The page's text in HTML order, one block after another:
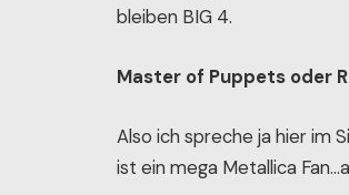
bleiben BIG 4.
Master of Puppets oder
Also ich spreche ja hier im
ist ein mega Metallica